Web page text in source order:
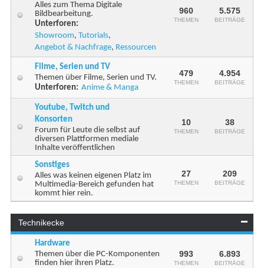
Alles zum Thema Digitale
Bildbearbeitung.
Unterforen:
Showroom, Tutorials,
Angebot & Nachfrage, Ressourcen
960
THEMEN
5.575
BEITRÄGE
Filme, Serien und TV
Themen über Filme, Serien und TV.
Unterforen: Anime & Manga
479
THEMEN
4.954
BEITRÄGE
Youtube, Twitch und
Konsorten
Forum für Leute die selbst auf
diversen Plattformen mediale
Inhalte veröffentlichen
10
THEMEN
38
BEITRÄGE
Sonstiges
Alles was keinen eigenen Platz im
Multimedia-Bereich gefunden hat
kommt hier rein.
27
THEMEN
209
BEITRÄGE
Technikecke
Hardware
Themen über die PC-Komponenten
finden hier ihren Platz.
993
THEMEN
6.893
BEITRÄGE